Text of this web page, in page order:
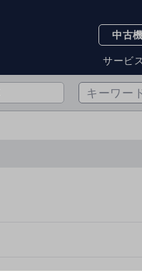
中古
サービ
サー
お知